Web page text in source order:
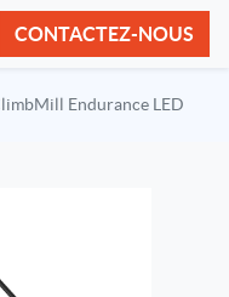
CONTACTEZ-NOUS
Endurance LED